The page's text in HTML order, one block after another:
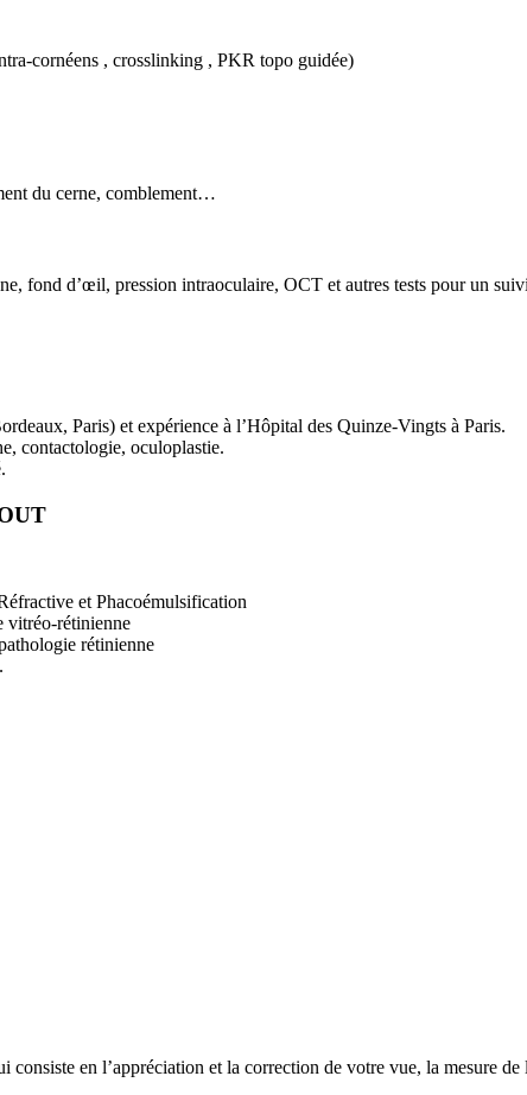
cornéens , crosslinking , PKR topo guidée)
du cerne, comblement…
fond d’œil, pression intraoculaire, OCT et autres tests pour un
Paris) et expérience à l’Hôpital des Quinze-Vingts à Paris.
contactologie, oculoplastie.
et Phacoémulsification
vitréo-rétinienne
rétinienne
consiste en l’appréciation et la correction de votre vue, la mesure